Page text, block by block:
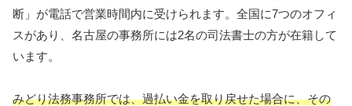
断」が電話で営業時間内に受けられます。全国に7つのオフィ
スがあり、名古屋の事務所には2名の司法書士の方が在籍して
います。
みどり法務事務所では、過払い金を取り戻せた場合に、その